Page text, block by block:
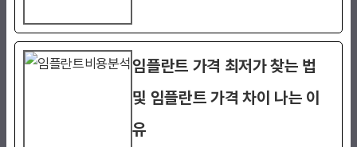
임플란트 가격 최저가 찾는 법
및 임플란트 가격 차이 나는 이
유